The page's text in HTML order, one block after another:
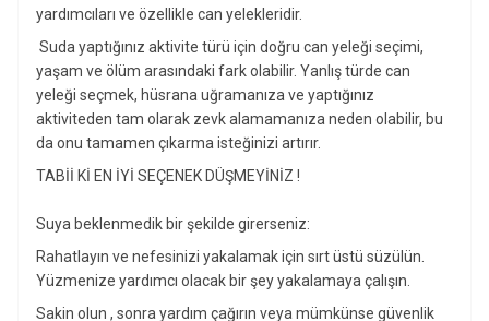
yardımcıları ve özellikle can yelekleridir.
Suda yaptığınız aktivite türü için doğru can yeleği seçimi,
yaşam ve ölüm arasındaki fark olabilir. Yanlış türde can
yeleği seçmek, hüsrana uğramanıza ve yaptığınız
aktiviteden tam olarak zevk alamamanıza neden olabilir, bu
da onu tamamen çıkarma isteğinizi artırır.
TABİİ Kİ EN İYİ SEÇENEK DÜŞMEYİNİZ !
Suya beklenmedik bir şekilde girerseniz:
Rahatlayın ve nefesinizi yakalamak için sırt üstü süzülün.
Yüzmenize yardımcı olacak bir şey yakalamaya çalışın.
Sakin olun , sonra yardım çağırın veya mümkünse güvenlik